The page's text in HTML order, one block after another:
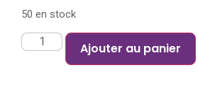
50 en stock
Ajouter au panier